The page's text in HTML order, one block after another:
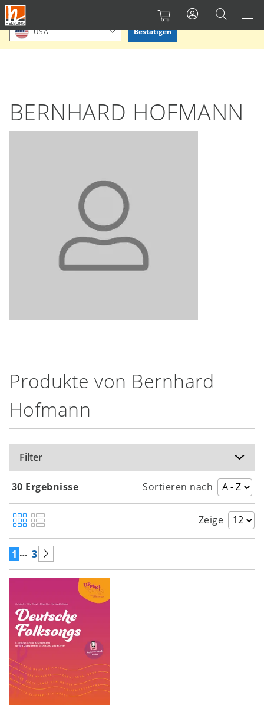
Direkt
zum
Inhalt
Bitte Standort bestätigen oder einen anderen auswählen.
USA Bestätigen
BERNHARD HOFMANN
Produkte von Bernhard
Hofmann
Filter
30 Ergebnisse Sortieren nach
Zeige
1 … 3